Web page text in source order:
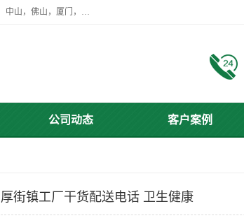
广东食安膳食管理服务有限公司是一家从事蔬菜配送、食堂承包，团餐配送的企业，本公司客户遍布东莞、深圳，广州，惠州，中山，佛山，厦门，肇庆，江门，清远等地，资质齐全，提供学校、工厂、医院、企业、地铁、大型超市、商场、单位、消防队、监狱食堂饭堂蔬菜配送，集新鲜蔬菜、新鲜肉类、粮油、瓜果 、干货 、水产、冻品、粮油、调味品、日用品、调味品及进口冷冻食品为主的原料供应商等为一体的化配送服务机构！
公司动态 客户案例
厚街镇工厂干货配送电话 卫生健康